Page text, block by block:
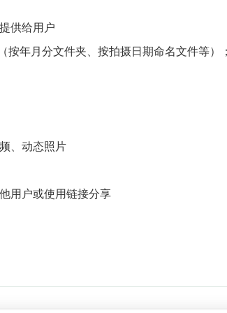
供给用户
（按年月分文件夹、按拍摄日期命名文件等）
、动态照片
用户或使用链接分享